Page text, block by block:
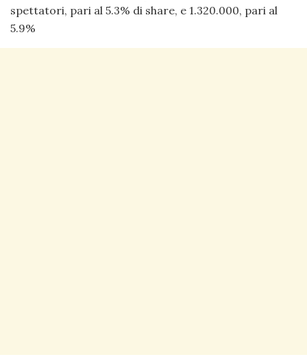
spettatori, pari al 5.3% di share, e 1.320.000, pari al
5.9%